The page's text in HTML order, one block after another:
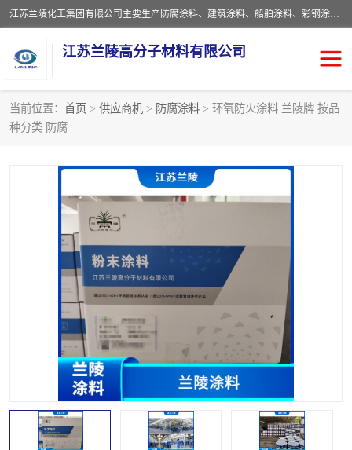
江苏兰陵化工集团有限公司主要生产防腐涂料、建筑涂料、船舶涂料、彩钢涂料、粉末涂料五大类产品，具备10 万吨年生产能力，可以提供优质精良的涂装施工服务，产品广销全国各地，大量出口亚非欧及拉美等国家。
江苏兰陵高分子材料有限公司
当前位置： 首页 > 供应商机 > 防腐涂料 > 环氧防火涂料 兰陵牌 按品
种分类 防腐
防腐涂料
地坪涂料 内外墙涂料
船舶涂料
彩钢涂料 粉末涂料
流体机械专用涂料
建筑涂料